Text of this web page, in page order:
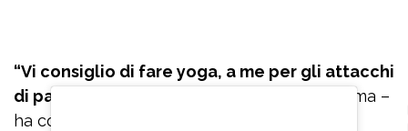
“Vi consiglio di fare yoga, a me per gli attacchi
di panico
è servito veramente tanto, mi calma –
ha confidato – Se ho paura o inizio ad